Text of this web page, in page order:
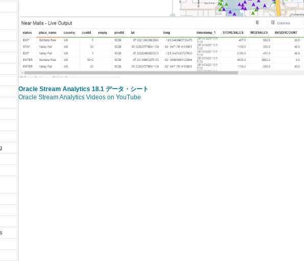
Oracle Stream Analytics 18.1 データ・シート
Oracle Stream Analytics Videos on YouTube